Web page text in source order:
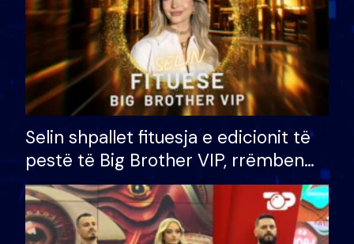
Selin shpallet fituesja e edicionit të
pestë të Big Brother VIP, rrëmben
çmimin e madh prej 100 mijë eurosh